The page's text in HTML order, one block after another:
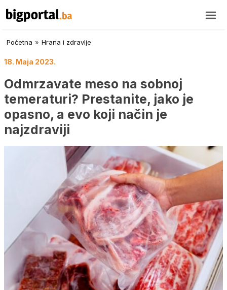
Početna » Hrana i zdravlje
18. Maja 2023.
Odmrzavate meso na sobnoj
temeraturi? Prestanite, jako je
opasno, a evo koji način je
najzdraviji